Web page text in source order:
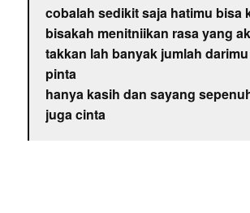
cobalah sedikit saja hatimu bisa
bisakah menitniikan rasa yang
takkan lah banyak jumlah
pinta
hanya kasih dan sayang
juga cinta